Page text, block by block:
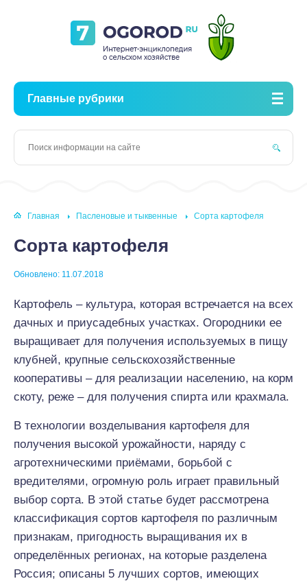
Главные рубрики
Главная Пасленовые и тыквенные Сорта картофеля
Сорта картофеля
Обновлено: 11.07.2018
Картофель – культура, которая встречается на всех
дачных и приусадебных участках. Огородники ее
выращивает для получения используемых в пищу
клубней, крупные сельскохозяйственные
кооперативы – для реализации населению, на корм
скоту, реже – для получения спирта или крахмала.
В технологии возделывания картофеля для
получения высокой урожайности, наряду с
агротехническими приёмами, борьбой с
вредителями, огромную роль играет правильный
выбор cорта. В этой статье будет рассмотрена
классификация сортов картофеля по различным
признакам, пригодность выращивания их в
определённых регионах, на которые разделена
Россия; описаны 5 лучших сортов, имеющих